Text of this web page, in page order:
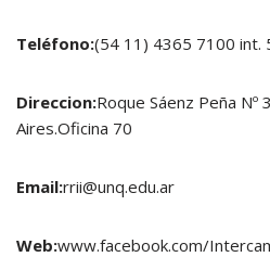
Teléfono:(54 11) 4365 7100 int.
Direccion:Roque Sáenz Peña Nº
Aires.Oficina 70
Email:rrii@unq.edu.ar
Web:www.facebook.com/